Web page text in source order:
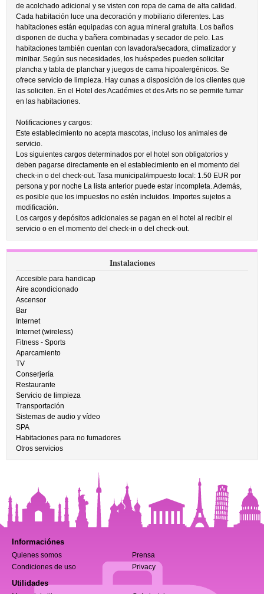
de acolchado adicional y se visten con ropa de cama de alta calidad.
Cada habitación luce una decoración y mobiliario diferentes. Las
habitaciones están equipadas con agua mineral gratuita. Los baños
disponen de ducha y bañera combinadas y secador de pelo. Las
habitaciones también cuentan con lavadora/secadora, climatizador y
minibar. Según sus necesidades, los huéspedes pueden solicitar
plancha y tabla de planchar y juegos de cama hipoalergénicos. Se
ofrece servicio de limpieza. Hay cunas a disposición de los clientes que
las soliciten. En el Hotel des Académies et des Arts no se permite fumar
en las habitaciones.
Notificaciones y cargos:
Este establecimiento no acepta mascotas, incluso los animales de
servicio.
Los siguientes cargos determinados por el hotel son obligatorios y
deben pagarse directamente en el establecimiento en el momento del
check-in o del check-out. Tasa municipal/impuesto local: 1.50 EUR por
persona y por noche La lista anterior puede estar incompleta. Además,
es posible que los impuestos no estén incluidos. Importes sujetos a
modificación.
Los cargos y depósitos adicionales se pagan en el hotel al recibir el
servicio o en el momento del check-in o del check-out.
Instalaciones
Accesible para handicap
Aire acondicionado
Ascensor
Bar
Internet
Internet (wireless)
Fitness - Sports
Aparcamiento
TV
Conserjería
Restaurante
Servicio de limpieza
Transportación
Sistemas de audio y vídeo
SPA
Habitaciones para no fumadores
Otros servicios
Informaciónes
Quienes somos
Prensa
Condiciones de uso
Privacy
Utilidades